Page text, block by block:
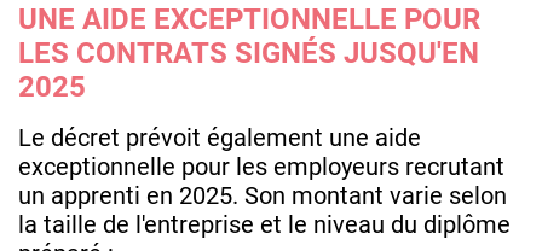
UNE AIDE EXCEPTIONNELLE POUR
LES CONTRATS SIGNÉS JUSQU'EN
2025
Le décret prévoit également une aide
exceptionnelle pour les employeurs recrutant
un apprenti en 2025. Son montant varie selon
la taille de l'entreprise et le niveau du diplôme